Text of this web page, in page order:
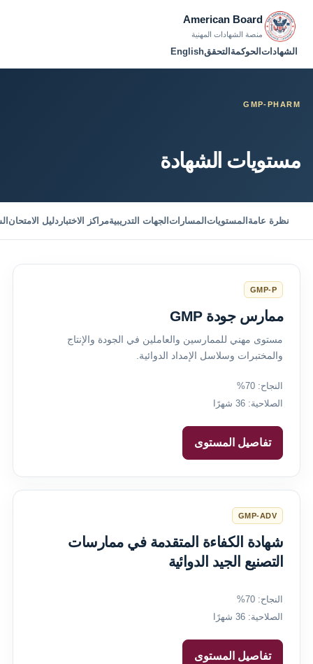
American Board
منصة الشهادات المهنية
الشهادات الحوكمة التحققEnglish
GMP-PHARM
مستويات الشهادة
نظرة عامة المستويات المسارات الجهات التدريبيةمراكز الاختبار دليل الامتحان
GMP-P
ممارس جودة GMP
مستوى مهني للممارسين والعاملين في الجودة والإنتاج
والمختبرات وسلاسل الإمداد الدوائية.
النجاح: 70%
الصلاحية: 36 شهرًا
تفاصيل المستوى
GMP-ADV
شهادة الكفاءة المتقدمة في ممارسات
التصنيع الجيد الدوائية
النجاح: 70%
الصلاحية: 36 شهرًا
تفاصيل المستوى